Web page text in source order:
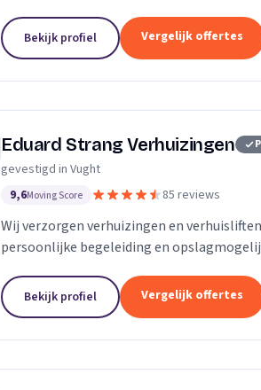
Bekijk profiel Vergelijk offertes
Eduard Strang Verhuizingen
gevestigd in Vught
9,6Moving Score 85 reviews
Wij verzorgen verhuizingen en
persoonlijke begeleiding en
Bekijk profiel Vergelijk offertes